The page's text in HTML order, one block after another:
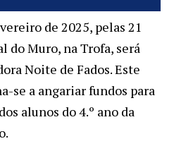
de 2025, pelas 21
do Muro, na Trofa, será
Noite de Fados. Este
se a angariar fundos para
alunos do 4.º ano da